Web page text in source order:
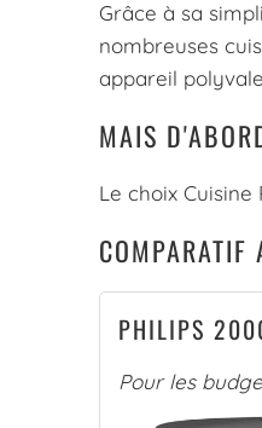
Grâce à sa
nombreuses
appareil
MAIS
Le choix Cuisine
PHILIPS
Pour les